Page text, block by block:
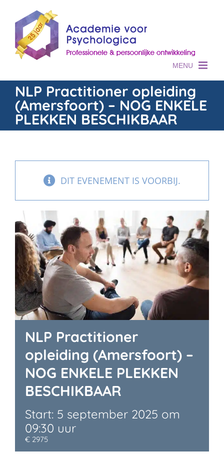
content
NLP Practitioner opleiding
(Amersfoort) – NOG ENKELE
PLEKKEN BESCHIKBAAR
DIT EVENEMENT IS VOORBIJ.
NLP Practitioner
opleiding (Amersfoort) –
NOG ENKELE PLEKKEN
BESCHIKBAAR
5 september 2025 om
09:30
€ 2975